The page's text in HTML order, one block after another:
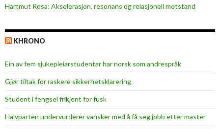
k
o
r
o
p
r
Hartmut Rosa: Akselerasjon, resonans og relasjonell motstand
KHRONO
Ein av fem sjukepleiar­studentar har norsk som andrespråk
Gjør tiltak for raskere sikkerhets­klarering
Student i fengsel frikjent for fusk
Halvparten undervurderer vansker med å få seg jobb etter master